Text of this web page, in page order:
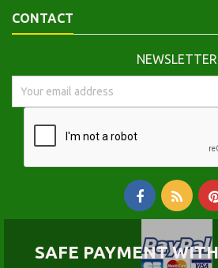
CONTACT
NEWSLETTER
SAFE PAYMENT